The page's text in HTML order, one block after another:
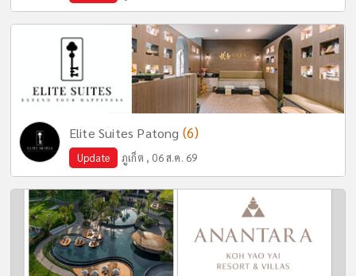
Elite Suites Patong (6)
Update ภูเก็ต , 06 ส.ค. 69